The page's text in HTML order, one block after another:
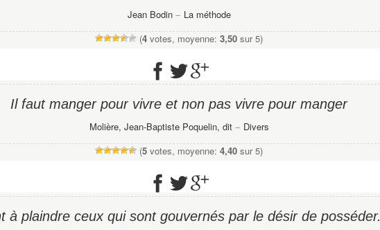
Jean Bodin− La méthode
(4 votes, moyenne: 3,50 sur 5)
Il faut manger pour vivre et non pas vivre pour manger
Molière, Jean-Baptiste Poquelin, dit− Divers
(5 votes, moyenne: 4,40 sur 5)
à plaindre ceux qui sont gouvernés par le désir de posséder.